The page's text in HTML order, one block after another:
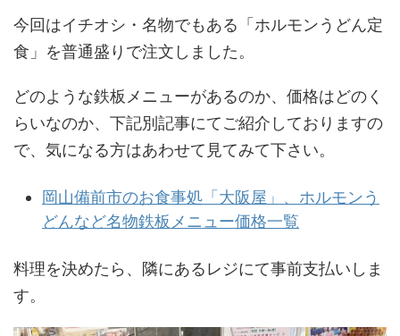
今回はイチオシ・名物でもある「ホルモンうどん定
食」を普通盛りで注文しました。
どのような鉄板メニューがあるのか、価格はどのく
らいなのか、下記別記事にてご紹介しておりますの
で、気になる方はあわせて見てみて下さい。
岡山備前市のお食事処「大阪屋」、ホルモンう
どんなど名物鉄板メニュー価格一覧
料理を決めたら、隣にあるレジにて事前支払いしま
す。